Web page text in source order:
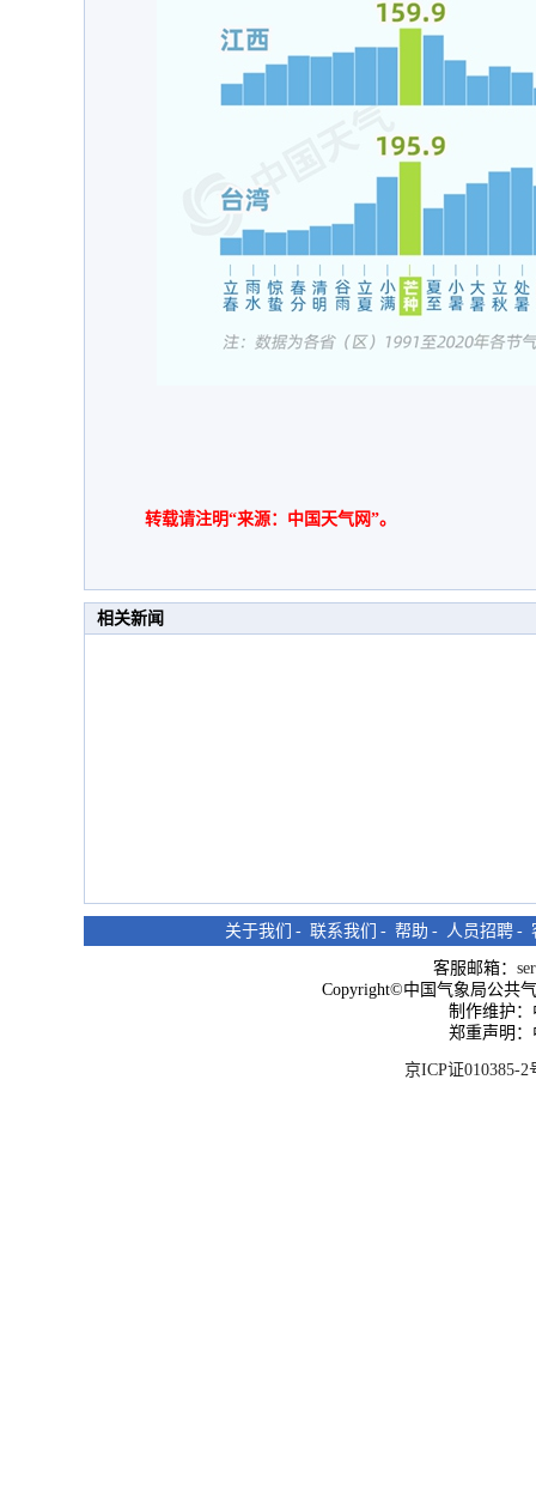
转载请注明“来源：中国天气网”。
相关新闻
关于我们 - 联系我们 - 帮助 - 人员招聘 -
客服邮箱：
Copyright©中国气象局公共
制作维护
郑重声明
京ICP证010385-2